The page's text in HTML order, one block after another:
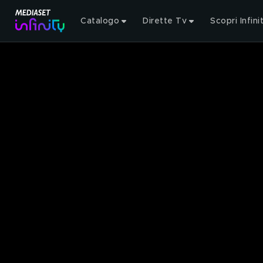
Catalogo Dirette Tv Scopri